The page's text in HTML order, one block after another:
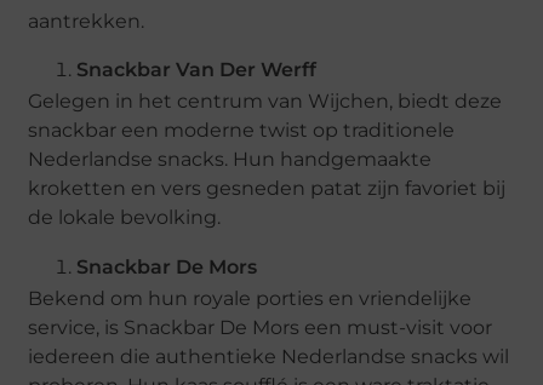
aantrekken.
Snackbar Van Der Werff
Gelegen in het centrum van Wijchen, biedt deze
snackbar een moderne twist op traditionele
Nederlandse snacks. Hun handgemaakte
kroketten en vers gesneden patat zijn favoriet bij
de lokale bevolking.
Snackbar De Mors
Bekend om hun royale porties en vriendelijke
service, is Snackbar De Mors een must-visit voor
iedereen die authentieke Nederlandse snacks wil